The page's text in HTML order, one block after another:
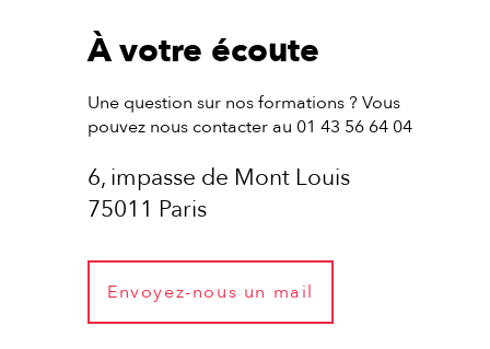
À votre écoute
Une question sur nos formations ? Vous
pouvez nous contacter au 01 43 56 64 04
6, impasse de Mont Louis
75011 Paris
Envoyez-nous un mail